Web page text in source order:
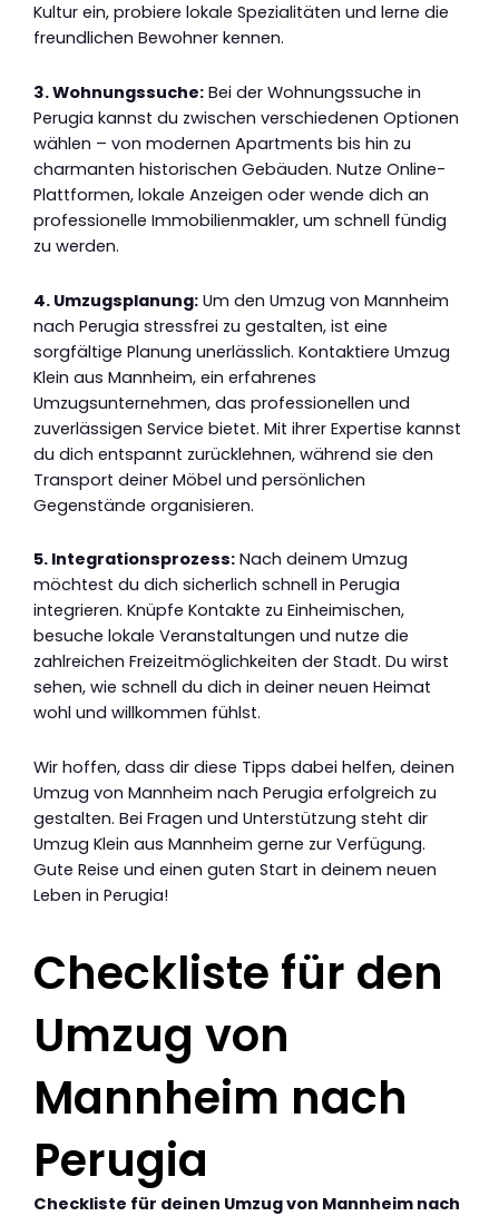
Kultur ein, probiere lokale Spezialitäten und lerne die
freundlichen Bewohner kennen.
3. Wohnungssuche: Bei der Wohnungssuche in
Perugia kannst du zwischen verschiedenen Optionen
wählen – von modernen Apartments bis hin zu
charmanten historischen Gebäuden. Nutze Online-
Plattformen, lokale Anzeigen oder wende dich an
professionelle Immobilienmakler, um schnell fündig
zu werden.
4. Umzugsplanung: Um den Umzug von Mannheim
nach Perugia stressfrei zu gestalten, ist eine
sorgfältige Planung unerlässlich. Kontaktiere Umzug
Klein aus Mannheim, ein erfahrenes
Umzugsunternehmen, das professionellen und
zuverlässigen Service bietet. Mit ihrer Expertise kannst
du dich entspannt zurücklehnen, während sie den
Transport deiner Möbel und persönlichen
Gegenstände organisieren.
5. Integrationsprozess: Nach deinem Umzug
möchtest du dich sicherlich schnell in Perugia
integrieren. Knüpfe Kontakte zu Einheimischen,
besuche lokale Veranstaltungen und nutze die
zahlreichen Freizeitmöglichkeiten der Stadt. Du wirst
sehen, wie schnell du dich in deiner neuen Heimat
wohl und willkommen fühlst.
Wir hoffen, dass dir diese Tipps dabei helfen, deinen
Umzug von Mannheim nach Perugia erfolgreich zu
gestalten. Bei Fragen und Unterstützung steht dir
Umzug Klein aus Mannheim gerne zur Verfügung.
Gute Reise und einen guten Start in deinem neuen
Leben in Perugia!
Checkliste für den
Umzug von
Mannheim nach
Perugia
Checkliste für deinen Umzug von Mannheim nach